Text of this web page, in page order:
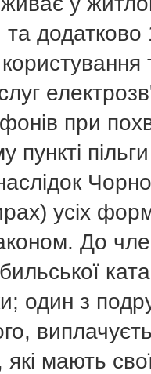
та
при
пункті
усіх
До
один з
які мають